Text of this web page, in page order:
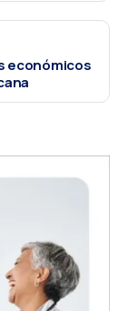
económicos